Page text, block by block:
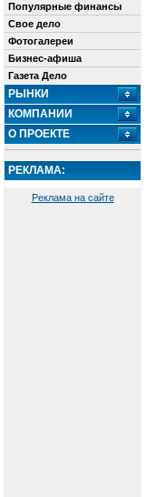
Популярные финансы
Свое дело
Фотогалереи
Бизнес-афиша
Газета Дело
РЫНКИ
КОМПАНИИ
О ПРОЕКТЕ
РЕКЛАМА:
Реклама на сайте